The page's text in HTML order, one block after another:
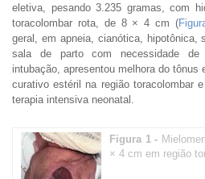
eletiva, pesando 3.235 gramas, com
toracolombar rota, de 8 × 4 cm (
geral, em apneia, cianótica, hipotônica,
sala de parto com necessidade de
intubação, apresentou melhora do tônus
curativo estéril na região toracolombar
terapia intensiva neonatal.
Figura 1 -
× 4 cm em região